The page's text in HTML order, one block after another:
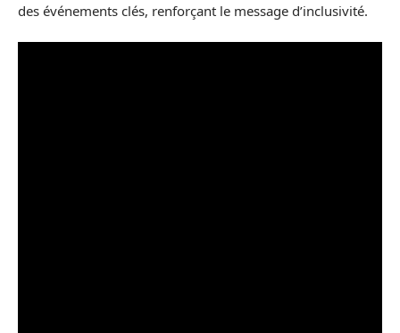
des événements clés, renforçant le message d’inclusivité.